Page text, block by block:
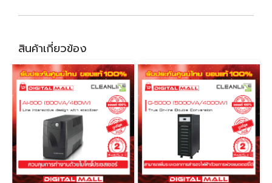
สินค้าเกี่ยวข้อง